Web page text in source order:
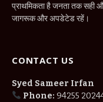
प्राथमिकता है जनता तक सही
जागरूक और अपडेटेड रहें।
CONTACT US
Syed Sameer Irfan
Phone: 94255